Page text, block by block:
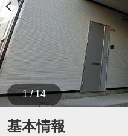
1 / 14
基本情報